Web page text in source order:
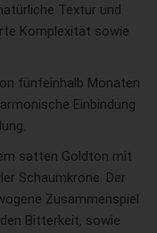
Textur und
Komplexität sowie
fünfeinhalb Monaten
Einbindung
satten Goldton mit
Schaumkrone. Der
Zusammenspiel
Bitterkeit, sowie